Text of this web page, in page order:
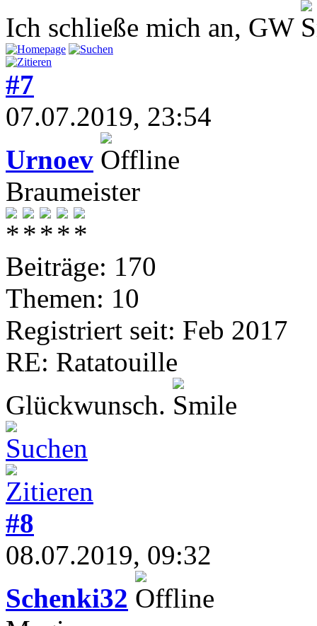
Ich schließe mich an, GW
#7
07.07.2019, 23:54
Urnoev
Braumeister
Beiträge: 170
Themen: 10
Registriert seit: Feb 2017
RE: Ratatouille
Glückwunsch.
#8
08.07.2019, 09:32
Schenki32